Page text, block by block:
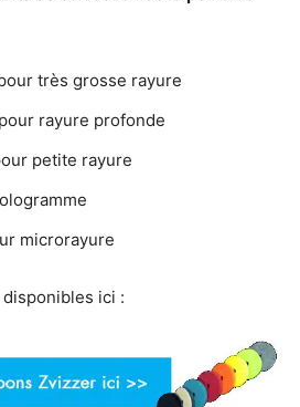
très grosse rayure
rayure profonde
petite rayure
microrayure
ici :